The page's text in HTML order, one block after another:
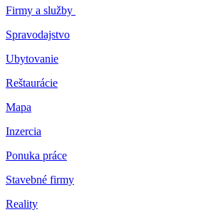
Firmy a služby
Spravodajstvo
Ubytovanie
Reštaurácie
Mapa
Inzercia
Ponuka práce
Stavebné firmy
Reality